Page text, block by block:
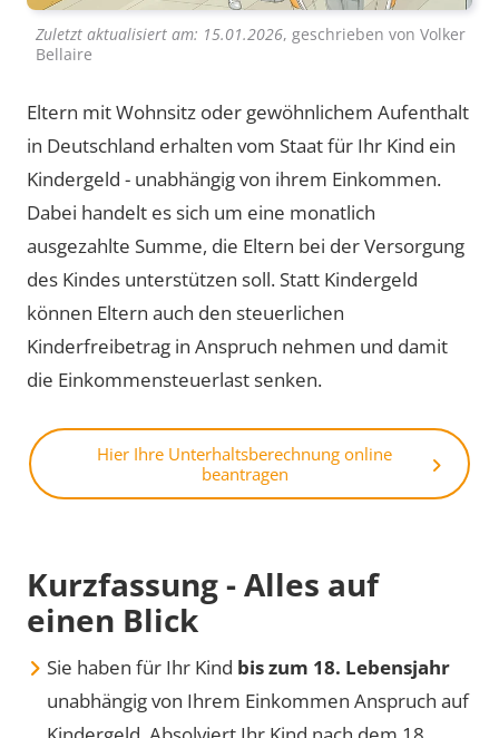
Zuletzt aktualisiert am: 15.01.2026, geschrieben von Volker
Bellaire
Eltern mit Wohnsitz oder gewöhnlichem Aufenthalt
in Deutschland erhalten vom Staat für Ihr Kind ein
Kindergeld - unabhängig von ihrem Einkommen.
Dabei handelt es sich um eine monatlich
ausgezahlte Summe, die Eltern bei der Versorgung
des Kindes unterstützen soll. Statt Kindergeld
können Eltern auch den steuerlichen
Kinderfreibetrag in Anspruch nehmen und damit
die Einkommensteuerlast senken.
Hier Ihre Unterhaltsberechnung online
beantragen
Kurzfassung - Alles auf
einen Blick
Sie haben für Ihr Kind bis zum 18. Lebensjahr
unabhängig von Ihrem Einkommen Anspruch auf